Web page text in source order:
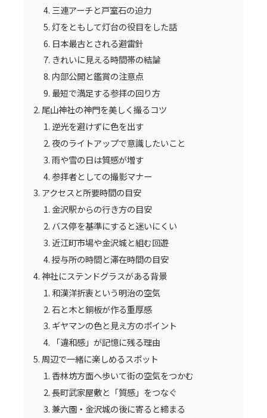
三連アーチと戸室石の迫力
灯をともして灯台の役目をした話
日本最古とされる避雷針
きれいに見える時間帯の結論
内部公開と鑑賞の注意点
最短で満足する参拝の回り方
尾山神社の神門を美しく撮るコツ
逆光を避けずに色を出す
夜のライトアップで意識したいこと
雨や雪の日は質感が増す
参拝者としての撮影マナー
アクセスと所要時間の目安
金沢駅からの行き方の目安
バス停を基準にすると迷いにくい
近江町市場や金沢城と組む回遊
授与所の時間と滞在時間の目安
神社にステンドグラスがある背景
和漢洋折衷という明治の空気
石と木と銅板が作る重厚感
ギヤマンの色と見え方のポイント
「違和感」が記憶に残る理由
周辺で一緒に楽しめるスポット
香林坊方面へ歩いて街の空気をつかむ
長町武家屋敷と「質感」をつなぐ
兼六園・金沢城の後に寄ると締まる